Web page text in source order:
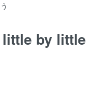
by little